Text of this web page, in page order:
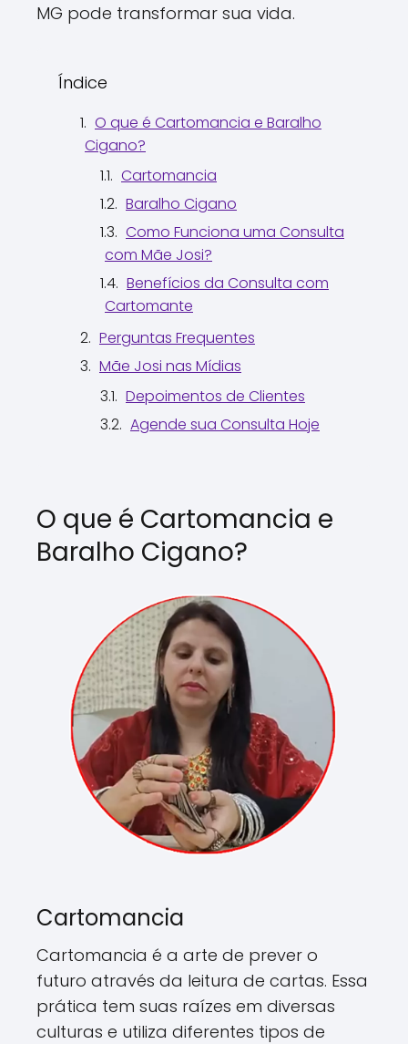
MG pode transformar sua vida.
Índice
O que é Cartomancia e Baralho
Cigano?
Cartomancia
Baralho Cigano
Como Funciona uma Consulta
com Mãe Josi?
Benefícios da Consulta com
Cartomante
Perguntas Frequentes
Mãe Josi nas Mídias
Depoimentos de Clientes
Agende sua Consulta Hoje
O que é Cartomancia e
Baralho Cigano?
Cartomancia
Cartomancia é a arte de prever o
futuro através da leitura de cartas. Essa
prática tem suas raízes em diversas
culturas e utiliza diferentes tipos de